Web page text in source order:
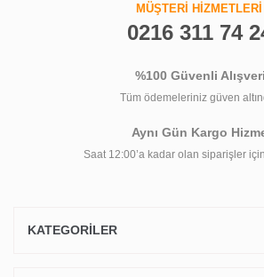
MÜŞTERİ HİZMETLERİ
0216 311 74
%100 Güvenli
Tüm ödemeleriniz güven
Aynı Gün Kargo
Saat 12:00’a kadar olan siparişler
KATEGORİLER